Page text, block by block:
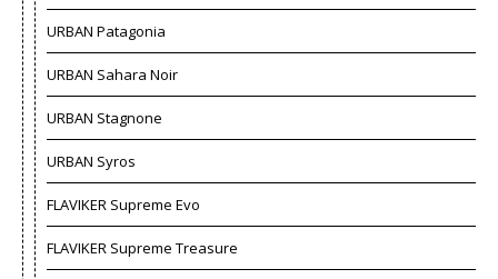
URBAN Patagonia
URBAN Sahara Noir
URBAN Stagnone
URBAN Syros
FLAVIKER Supreme Evo
FLAVIKER Supreme Treasure